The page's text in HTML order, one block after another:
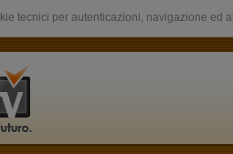
tecnici per autenticazioni, navigazione